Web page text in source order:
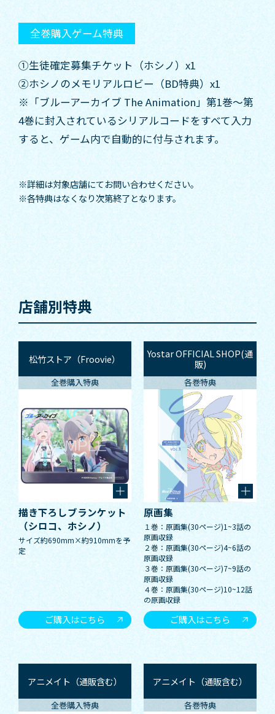
全巻購入ゲーム特典
①生徒確定募集チケット（ホシノ）x1
②ホシノのメモリアルロビー（BD特典）x1
※「ブルーアーカイブ The Animation」第1巻～第
4巻に封入されているシリアルコードをすべて入力
すると、ゲーム内で自動的に付与されます。
※詳細は対象店舗にてお問い合わせください。
※各特典はなくなり次第終了となります。
店舗別特典
松竹ストア（Froovie）
全巻購入特典
描き下ろしブランケット
（シロコ、ホシノ）
サイズ約690mm×約910mmを予
定
ご購入はこちら
Yostar OFFICIAL SHOP(通
販)
各巻特典
原画集
１巻：原画集(30ページ)1~3話の
原画収録
２巻：原画集(30ページ)4~6話の
原画収録
３巻：原画集(30ページ)7~9話の
原画収録
４巻：原画集(30ページ)10~12話
の原画収録
ご購入はこちら
アニメイト（通販含む）
全巻購入特典
アニメイト（通販含む）
各巻特典